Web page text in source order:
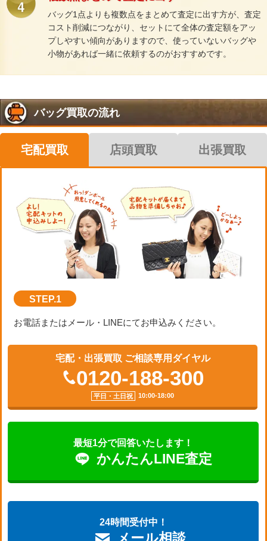
バッグ1点よりも複数点をまとめて査定に出す方が、査定
コスト削減につながり、セットにて全体の査定額をアッ
プしやすい傾向がありますので、使っていないバッグや
小物があれば一緒に依頼するのがおすすめです。
バッグ買取の流れ
宅配買取 店頭買取 出張買取
STEP.1
お電話またはメール・LINEにてお申込みください。
宅配・出張買取 ご相談専用ダイヤル
0120-188-300
平日・土日祝 10:00-18:00
最短1分で回答いたします！
かんたんLINE査定
24時間受付中！